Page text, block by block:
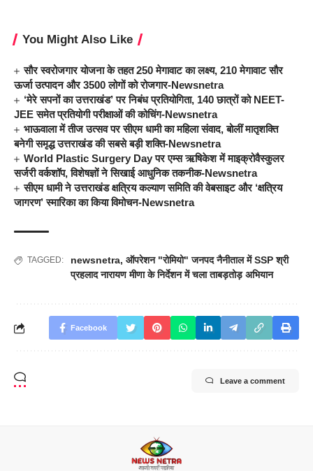
You Might Also Like
सौर स्वरोजगार योजना के तहत 250 मेगावाट का लक्ष्य, 210 मेगावाट सौर
ऊर्जा उत्पादन और 3500 लोगों को रोजगार-Newsnetra
‘मेरे सपनों का उत्तराखंड’ पर निबंध प्रतियोगिता, 140 छात्रों को NEET-
JEE समेत प्रतियोगी परीक्षाओं की कोचिंग-Newsnetra
भाऊवाला में तीज उत्सव पर सीएम धामी का महिला संवाद, बोलीं मातृशक्ति
बनेगी समृद्ध उत्तराखंड की सबसे बड़ी शक्ति-Newsnetra
World Plastic Surgery Day पर एम्स ऋषिकेश में माइक्रोवैस्कुलर
सर्जरी वर्कशॉप, विशेषज्ञों ने सिखाई आधुनिक तकनीक-Newsnetra
सीएम धामी ने उत्तराखंड क्षत्रिय कल्याण समिति की वेबसाइट और ‘क्षत्रिय
जागरण’ स्मारिका का किया विमोचन-Newsnetra
TAGGED: newsnetra, ऑपरेशन "रोमियो" जनपद नैनीताल में SSP श्री
प्रहलाद नारायण मीणा के निर्देशन में चला ताबड़तोड़ अभियान
Facebook
Leave a comment